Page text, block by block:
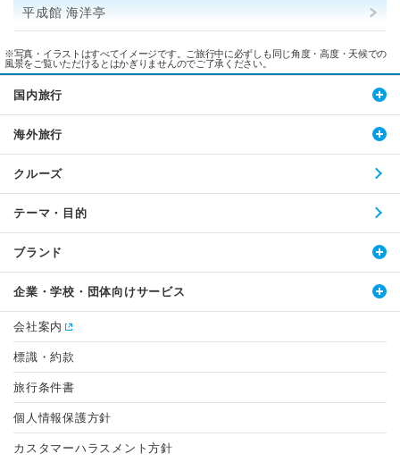
平成館 海洋亭
※写真・イラストはすべてイメージです。ご旅行中に必ずしも同じ角度・高度・天候での
風景をご覧いただけるとはかぎりませんのでご了承ください。
国内旅行
海外旅行
クルーズ
テーマ・目的
ブランド
企業・学校・団体向けサービス
会社案内
標識・約款
旅行条件書
個人情報保護方針
カスタマーハラスメント方針